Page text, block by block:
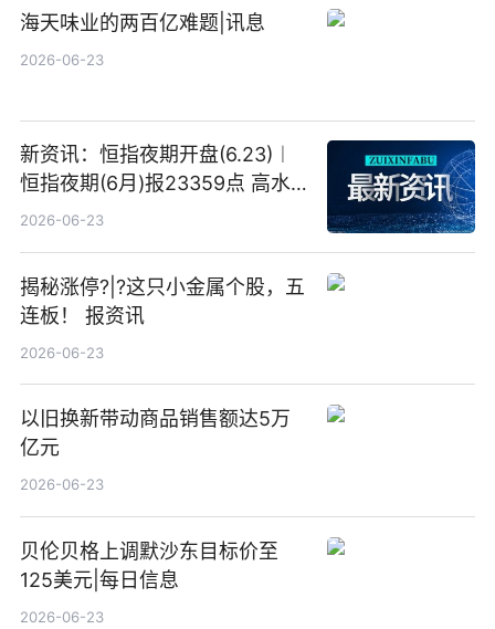
海天味业的两百亿难题|讯息
2026-06-23
新资讯：恒指夜期开盘(6.23)︱
恒指夜期(6月)报23359点 高水
23点
2026-06-23
揭秘涨停?|?这只小金属个股，五
连板！ 报资讯
2026-06-23
以旧换新带动商品销售额达5万
亿元
2026-06-23
贝伦贝格上调默沙东目标价至
125美元|每日信息
2026-06-23